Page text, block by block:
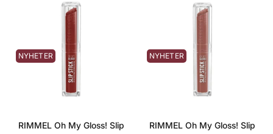
NYHETER
RIMMEL Oh My Gloss! Slip
NYHETER
RIMMEL Oh My Gloss! Slip